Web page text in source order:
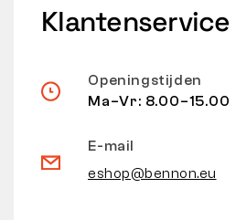
Klantenservice
Openingstijden
Ma–Vr: 8.00–15.00
E-mail
eshop@bennon.eu